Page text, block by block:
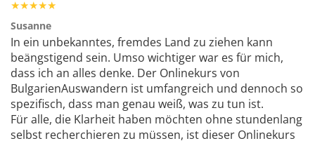
★★★★★
Susanne
In ein unbekanntes, fremdes Land zu ziehen kann
beängstigend sein. Umso wichtiger war es für mich,
dass ich an alles denke. Der Onlinekurs von
BulgarienAuswandern ist umfangreich und dennoch so
spezifisch, dass man genau weiß, was zu tun ist.
Für alle, die Klarheit haben möchten ohne stundenlang
selbst recherchieren zu müssen, ist dieser Onlinekurs